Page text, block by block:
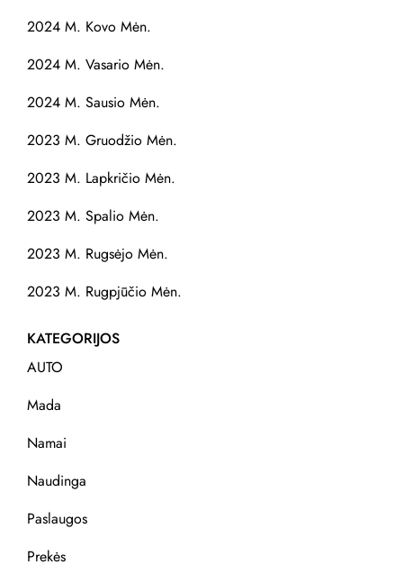
2024 M. Kovo Mėn.
2024 M. Vasario Mėn.
2024 M. Sausio Mėn.
2023 M. Gruodžio Mėn.
2023 M. Lapkričio Mėn.
2023 M. Spalio Mėn.
2023 M. Rugsėjo Mėn.
2023 M. Rugpjūčio Mėn.
KATEGORIJOS
AUTO
Mada
Namai
Naudinga
Paslaugos
Prekės